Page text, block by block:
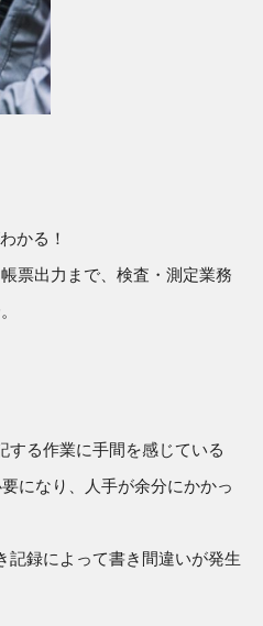
かる！
出力まで、検査・測定業務
する作業に手間を感じている
になり、人手が余分にかかっ
記録によって書き間違いが発生